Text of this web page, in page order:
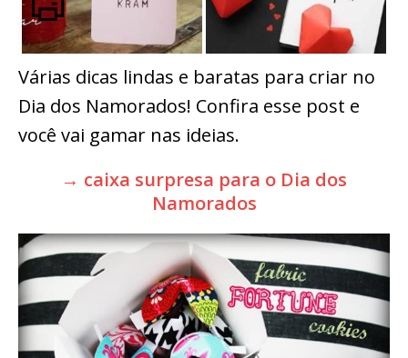
Várias dicas lindas e baratas para criar no
Dia dos Namorados! Confira esse post e
você vai gamar nas ideias.
→ caixa surpresa para o Dia dos
Namorados